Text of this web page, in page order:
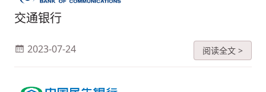
交通银行
2023-07-24 阅读全文 >